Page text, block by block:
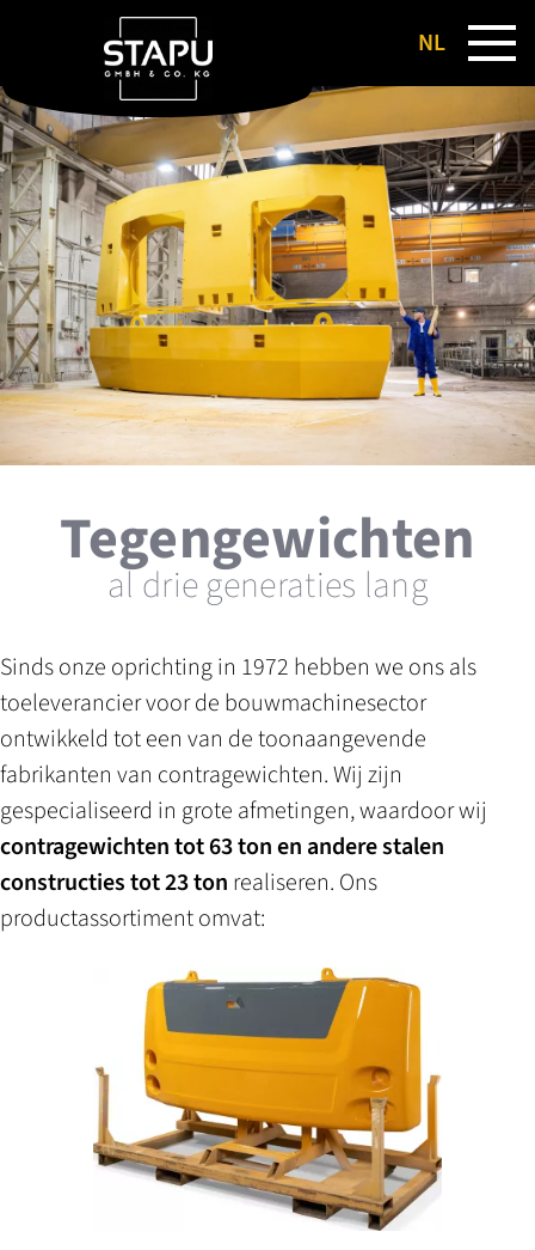
EN
FR
NL
Tegengewichten
al drie generaties lang
Sinds onze oprichting in 1972 hebben we ons als
toeleverancier voor de bouwmachinesector
ontwikkeld tot een van de toonaangevende
fabrikanten van contragewichten. Wij zijn
gespecialiseerd in grote afmetingen, waardoor wij
contragewichtentot 63 ton en andere stalen
constructies tot 23 ton realiseren. Ons
productassortiment omvat: